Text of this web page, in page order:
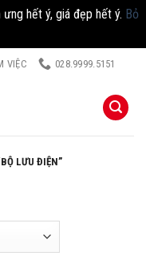
hết ý, giá đẹp hết ý. Bỏ
VIỆC 028.9999.5151
LƯU ĐIỆN”